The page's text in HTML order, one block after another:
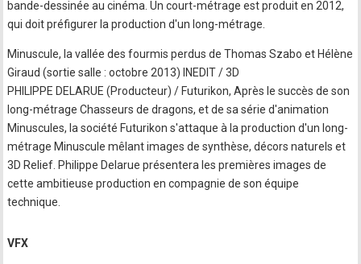
bande-dessinée au cinéma. Un court-métrage est produit en 2012,
qui doit préfigurer la production d'un long-métrage.
Minuscule, la vallée des fourmis perdus de Thomas Szabo et Hélène
Giraud (sortie salle : octobre 2013) INEDIT / 3D
PHILIPPE DELARUE (Producteur) / Futurikon, Après le succès de son
long-métrage Chasseurs de dragons, et de sa série d'animation
Minuscules, la société Futurikon s'attaque à la production d'un long-
métrage Minuscule mêlant images de synthèse, décors naturels et
3D Relief. Philippe Delarue présentera les premières images de
cette ambitieuse production en compagnie de son équipe
technique.
VFX